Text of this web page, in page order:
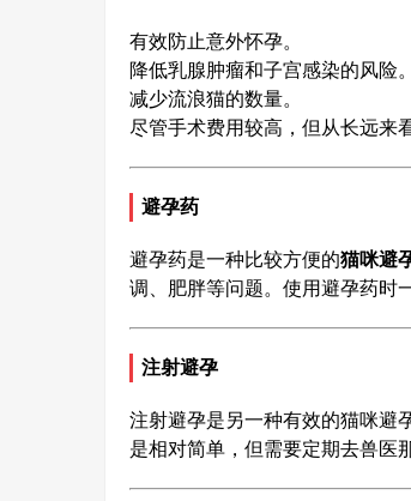
有效防止意外怀孕。
降低乳腺肿瘤和子宫感染的风险。
减少流浪猫的数量。
尽管手术费用较高，但从长远来
避孕药
避孕药是一种比较方便的猫咪避
调、肥胖等问题。使用避孕药时
注射避孕
注射避孕是另一种有效的猫咪避
是相对简单，但需要定期去兽医